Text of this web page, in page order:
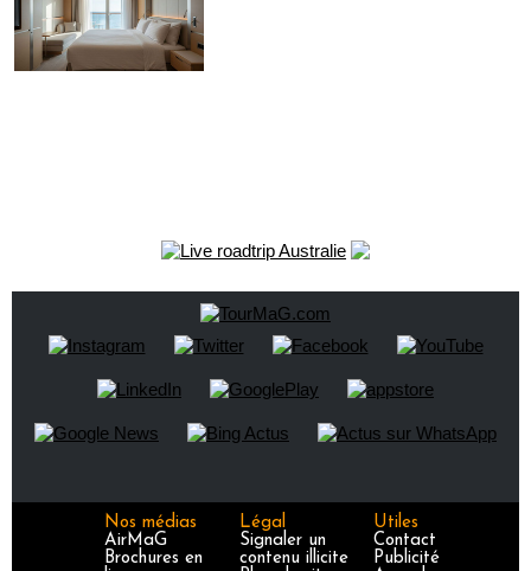
Nos médias
AirMaG
Brochures en
Légal
Signaler un
contenu illicite
Utiles
Contact
Publicité